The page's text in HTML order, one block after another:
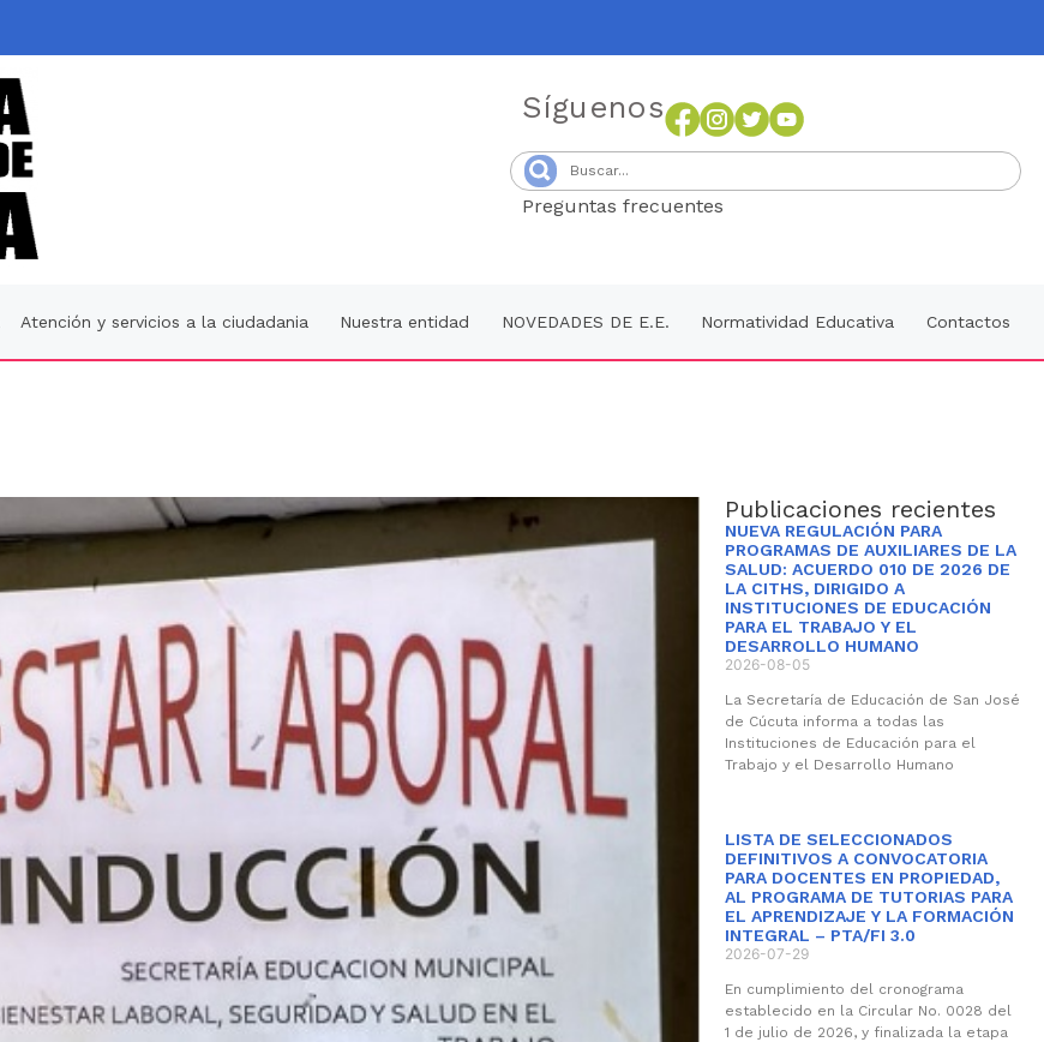
Síguenos
Preguntas frecuentes
Atención y servicios a la ciudadania Nuestra entidad NOVEDADES DE E.E. Normatividad Educativa Contactos
Publicaciones recientes
NUEVA REGULACIÓN PARA
PROGRAMAS DE AUXILIARES DE LA
SALUD: ACUERDO 010 DE 2026 DE
LA CITHS, DIRIGIDO A
INSTITUCIONES DE EDUCACIÓN
PARA EL TRABAJO Y EL
DESARROLLO HUMANO
2026-08-05
La Secretaría de Educación de San José
de Cúcuta informa a todas las
Instituciones de Educación para el
Trabajo y el Desarrollo Humano
LISTA DE SELECCIONADOS
DEFINITIVOS A CONVOCATORIA
PARA DOCENTES EN PROPIEDAD,
AL PROGRAMA DE TUTORIAS PARA
EL APRENDIZAJE Y LA FORMACIÓN
INTEGRAL – PTA/FI 3.0
2026-07-29
En cumplimiento del cronograma
establecido en la Circular No. 0028 del
1 de julio de 2026, y finalizada la etapa